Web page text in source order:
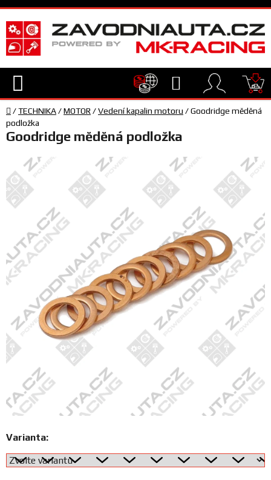
Přejít
na
obsah
Hledat
TECHNIKA
JEZDEC
TÝM
SERVIS
FANOUŠCI
Profil
firmy
Obchodní
podmínky
Doprava
Blog
Domů
/TECHNIKA/MOTOR /Vedení kapalin motoru /Goodridge měděná
podložka
Varianta:
Goodridge měděná podložka